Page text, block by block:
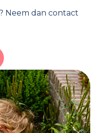
Neem dan contact